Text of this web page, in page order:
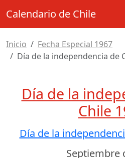
Calendario de Chile
Inicio
Fecha Especial 1967
Día de la independencia de
Día de la
Chile
Día de la
Septiembre